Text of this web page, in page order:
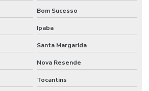
Bom Sucesso
Ipaba
Santa Margarida
Nova Resende
Tocantins